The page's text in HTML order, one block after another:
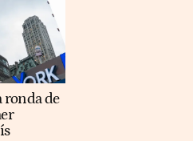
ronda de